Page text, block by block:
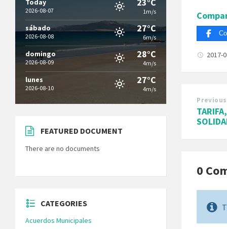
2017-
Previous
0
2026-08-07 1m/s
sábado
2026-08-08
27°C
6m/s
domingo
2026-08-09
28°C
4m/s
lunes
2026-08-10
27°C
4m/s
FEATURED DOCUMENT
There are no documents
CATEGORIES
Acuerdos Municipales